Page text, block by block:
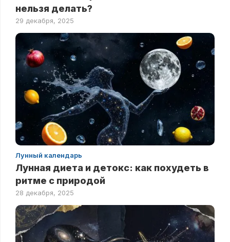
нельзя делать?
29 декабря, 2025
Лунный календарь
Лунная диета и детокс: как похудеть в
ритме с природой
28 декабря, 2025